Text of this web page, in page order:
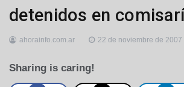
detenidos en
ahorainfo.com.ar 22 de noviembre de 2007
Sharing is caring!